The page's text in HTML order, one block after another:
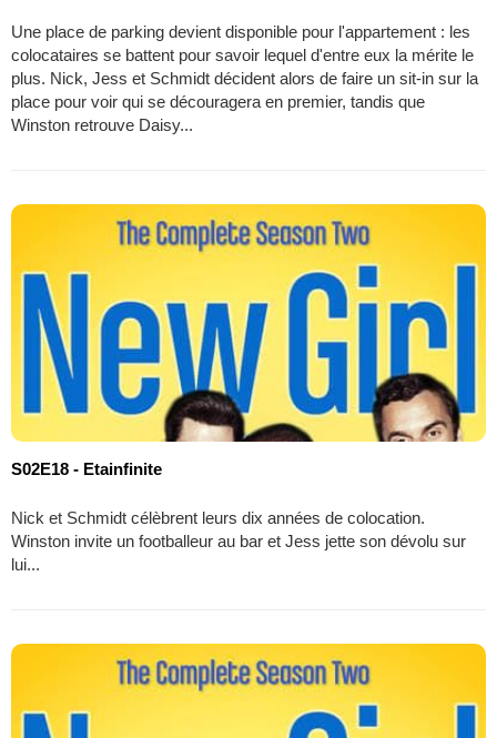
Une place de parking devient disponible pour l'appartement : les
colocataires se battent pour savoir lequel d'entre eux la mérite le
plus. Nick, Jess et Schmidt décident alors de faire un sit-in sur la
place pour voir qui se découragera en premier, tandis que
Winston retrouve Daisy...
S02E18 - Etainfinite
Nick et Schmidt célèbrent leurs dix années de colocation.
Winston invite un footballeur au bar et Jess jette son dévolu sur
lui...